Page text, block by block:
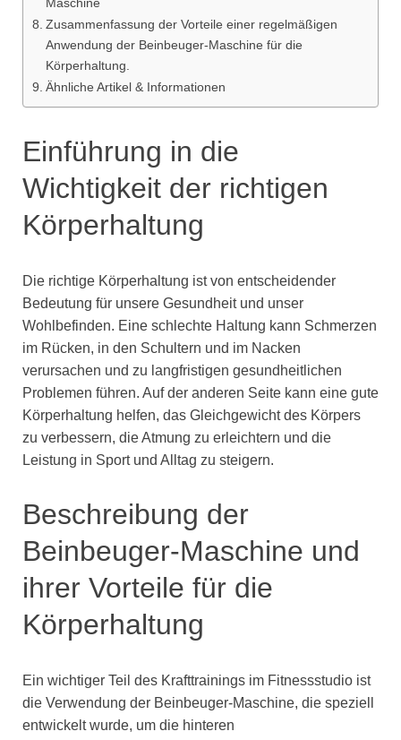
Maschine
Zusammenfassung der Vorteile einer regelmäßigen
Anwendung der Beinbeuger-Maschine für die
Körperhaltung.
Ähnliche Artikel & Informationen
Einführung in die
Wichtigkeit der richtigen
Körperhaltung
Die richtige Körperhaltung ist von entscheidender
Bedeutung für unsere Gesundheit und unser
Wohlbefinden. Eine schlechte Haltung kann Schmerzen
im Rücken, in den Schultern und im Nacken
verursachen und zu langfristigen gesundheitlichen
Problemen führen. Auf der anderen Seite kann eine gute
Körperhaltung helfen, das Gleichgewicht des Körpers
zu verbessern, die Atmung zu erleichtern und die
Leistung in Sport und Alltag zu steigern.
Beschreibung der
Beinbeuger-Maschine und
ihrer Vorteile für die
Körperhaltung
Ein wichtiger Teil des Krafttrainings im Fitnessstudio ist
die Verwendung der Beinbeuger-Maschine, die speziell
entwickelt wurde, um die hinteren